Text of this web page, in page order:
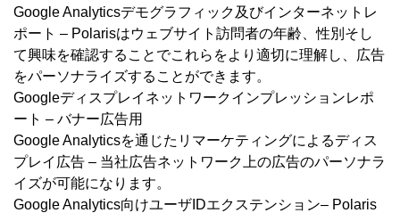
Google Analyticsデモグラフィック及びインターネットレ
ポート – Polarisはウェブサイト訪問者の年齢、性別そし
て興味を確認することでこれらをより適切に理解し、広告
をパーソナライズすることができます。
Googleディスプレイネットワークインプレッションレポ
ート – バナー広告用
Google Analyticsを通じたリマーケティングによるディス
プレイ広告 – 当社広告ネットワーク上の広告のパーソナラ
イズが可能になります。
Google Analytics向けユーザIDエクステンション– Polaris